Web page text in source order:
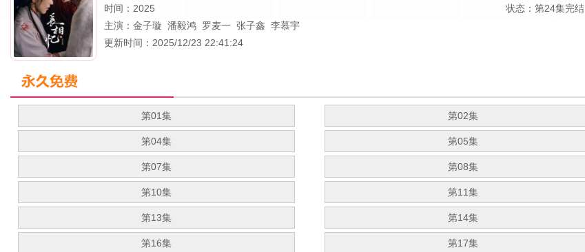
时间：2025
状态：第24集完结
主演： 金子璇 潘毅鸿 罗麦一 张子鑫 李慕宇
更新时间：2025/12/23 22:41:24
第01集 第02集
第04集 第05集
第07集 第08集
第10集 第11集
第13集 第14集
第16集 第17集